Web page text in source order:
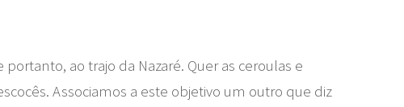
ao trajo da Nazaré. Quer as ceroulas e
Associamos a este objetivo um outro que diz